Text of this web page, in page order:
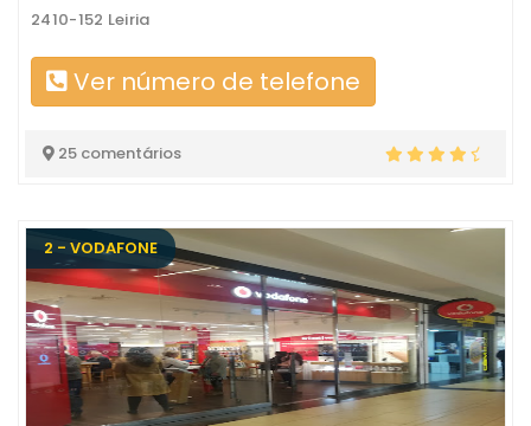
2410-152 Leiria
Ver número de telefone
25 comentários
2 - VODAFONE